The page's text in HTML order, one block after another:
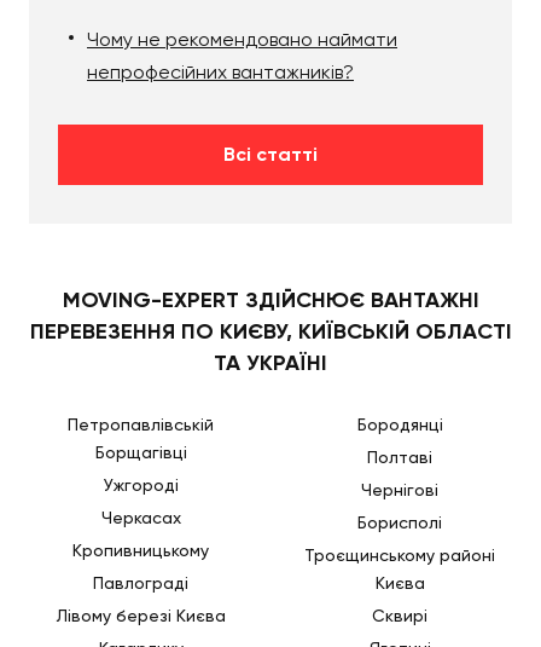
Чому не рекомендовано наймати
непрофесійних вантажників?
Всі статті
MOVING-EXPERT ЗДІЙСНЮЄ ВАНТАЖНІ
ПЕРЕВЕЗЕННЯ ПО КИЄВУ, КИЇВСЬКІЙ ОБЛАСТІ
ТА УКРАЇНІ
Петропавлівській
Борщагівці
Ужгороді
Черкасах
Кропивницькому
Павлограді
Лівому березі Києва
Бородянці
Полтаві
Чернігові
Борисполі
Троєщинському районі
Києва
Сквирі